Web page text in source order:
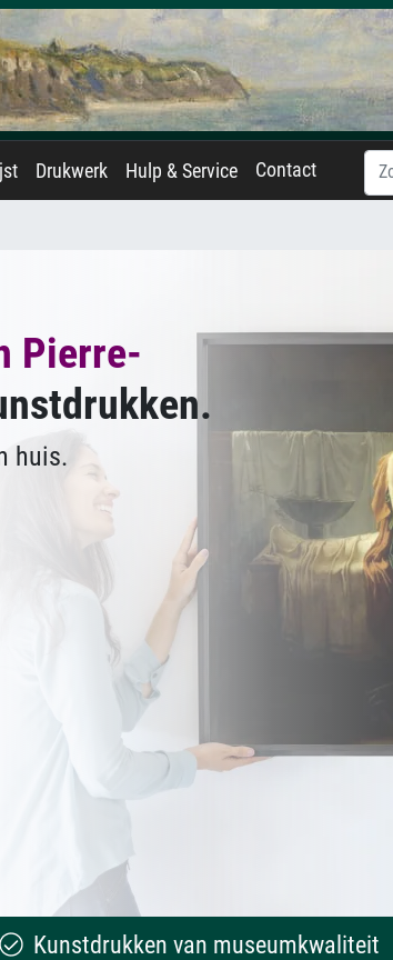
Drukwerk Hulp & Service Contact
Pierre-
huis.
Kunstdrukken van museumkwaliteit